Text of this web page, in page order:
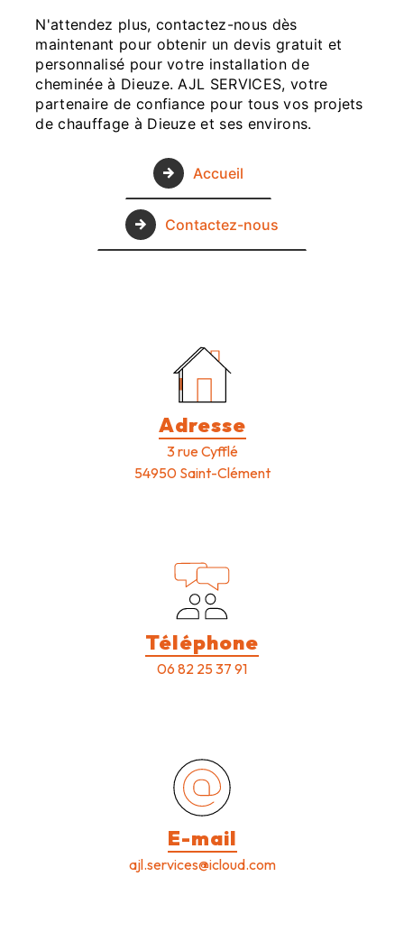
N'attendez plus, contactez-nous dès
maintenant pour obtenir un devis gratuit et
personnalisé pour votre installation de
cheminée à Dieuze. AJL SERVICES, votre
partenaire de confiance pour tous vos projets
de chauffage à Dieuze et ses environs.
Accueil
Contactez-nous
Adresse
3 rue Cyfflé
54950 Saint-Clément
Téléphone
06 82 25 37 91
E-mail
ajl.services@icloud.com